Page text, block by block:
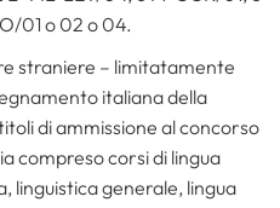
01 o 02 o 04.
straniere – limitatamente
italiana della
di ammissione al concorso
compreso corsi di lingua
linguistica generale, lingua